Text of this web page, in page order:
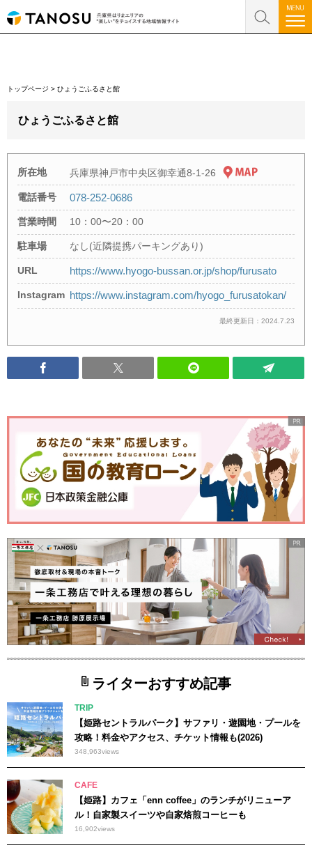
トップページ >ひょうごふるさと館
ひょうごふるさと館
所在地 兵庫県神戸市中央区御幸通8-1-26
電話番号 078-252-0686
営業時間 10：00〜20：00
駐車場 なし(近隣提携パーキングあり)
URL https://www.hyogo-bussan.or.jp/shop/furusato
Instagram https://www.instagram.com/hyogo_furusatokan/
最終更新日：2024.7.23
ライターおすすめ記事
TRIP
【姫路セントラルパーク】サファリ・遊園地・プールを
攻略！料金やアクセス、チケット情報も(2026)
348,963views
CAFE
【姫路】カフェ「enn coffee」のランチがリニューア
ル！自家製スイーツや自家焙煎コーヒーも
16,902views